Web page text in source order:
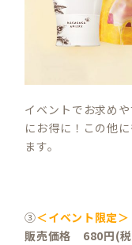
イベントでお求め
にお得に！この他
ます。
③＜イベント限定＞
販売価格 680円(